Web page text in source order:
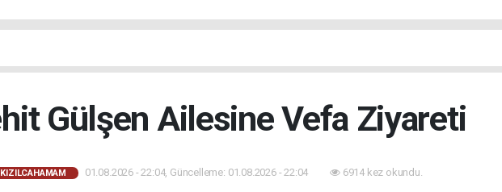
Gülşen Ailesine Vefa Ziyareti
KIZILCAHAMAM 01.08.2026 - 22:04, Güncelleme: 01.08.2026 - 22:04 6914 kez okundu.